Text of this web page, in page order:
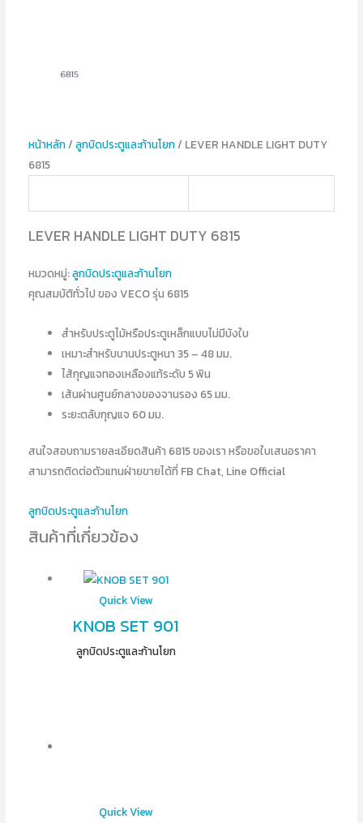
หน้าหลัก/ ลูกบิดประตูและก้านโยก/ LEVER HANDLE LIGHT DUTY
6815
LEVER HANDLE LIGHT DUTY 6815
หมวดหมู่:ลูกบิดประตูและก้านโยก
คุณสมบัติทั่วไป ของ VECO รุ่น 6815
สำหรับประตูไม้หรือประตูเหล็กแบบไม่มีบังใบ
เหมาะสำหรับบานประตูหนา 35 – 48 มม.
ไส้กุญแจทองเหลืองแท้ระดับ 5 พิน
เส้นผ่านศูนย์กลางของจานรอง 65 มม.
ระยะตลับกุญแจ 60 มม.
สนใจสอบถามรายละเอียดสินค้า 6815 ของเรา หรือขอใบเสนอราคา
สามารถติดต่อตัวแทนฝ่ายขายได้ที่ FB Chat, Line Official
ลูกบิดประตูและก้านโยก
สินค้าที่เกี่ยวข้อง
Quick View
KNOB SET 901
ลูกบิดประตูและก้านโยก
Quick View